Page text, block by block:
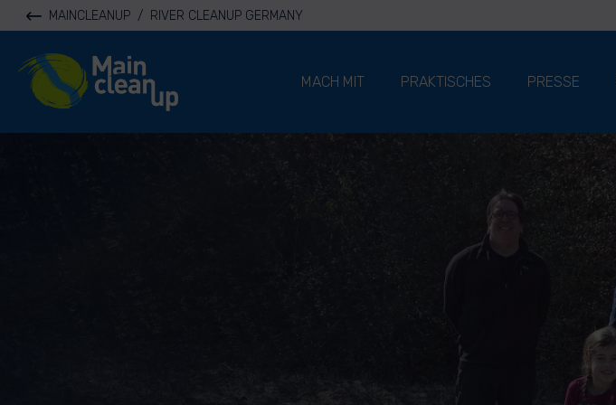
MAINCLEANUP / RIVER CLEANUP GERMANY
River Cleanup
MACH MIT
PRAKTISCHES PRESSE